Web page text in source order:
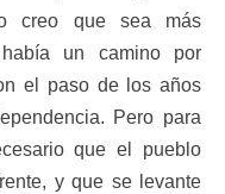
creo que sea más
un camino por
el paso de los años
Pero para
que el pueblo
y que se levante